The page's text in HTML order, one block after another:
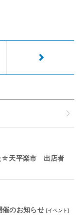
☆天平楽市 出店者
催のお知らせ [イベント]